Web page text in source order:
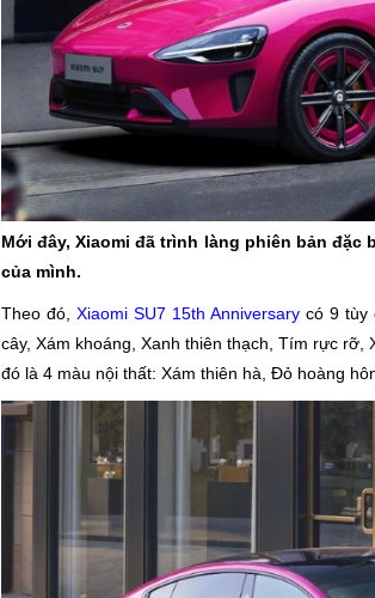
Mới đây, Xiaomi đã trình làng phiên bản đặc
của mình.
Theo đó, Xiaomi SU7 15th Anniversarycó 9 tùy
cây, Xám khoáng, Xanh thiên thạch, Tím rực rỡ,
đó là 4 màu nội thất: Xám thiên hà, Đỏ hoàng